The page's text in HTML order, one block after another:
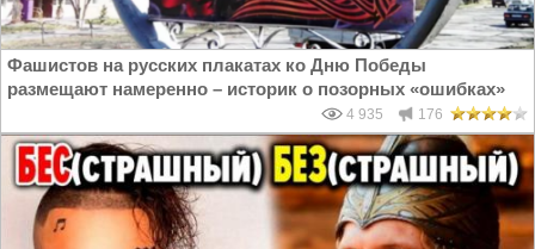
Фашистов на русских плакатах ко Дню Победы
размещают намеренно – историк о позорных «ошибках»
4 935 176